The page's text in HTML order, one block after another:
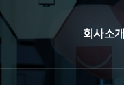
회사소개